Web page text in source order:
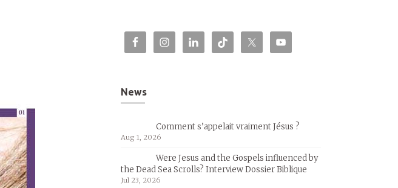
News
Comment s’appelait vraiment Jésus ?
Aug 1, 2026
Were Jesus and the Gospels influenced by
the Dead Sea Scrolls? Interview Dossier Biblique
Jul 23, 2026